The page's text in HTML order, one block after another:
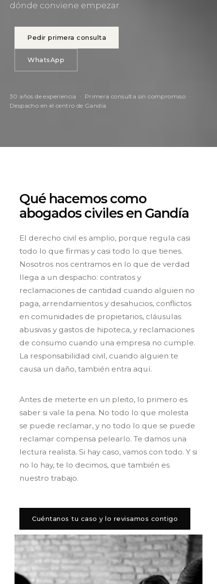
dónde conviene empezar.
Pedir primera consulta
WhatsApp
30 años de experiencia · Primera consulta sin compromiso ·
Despacho en el centro de Gandía
Qué hacemos como
abogados civiles en Gandía
El derecho civil es amplio, porque regula casi
todo lo que firmas y casi todo lo que tienes.
Nosotros nos centramos en lo que de verdad
llega a un despacho: contratos y
reclamaciones de cantidad cuando alguien no
paga, arrendamientos y desahucios, conflictos
en comunidades de propietarios, cláusulas
abusivas y gastos de hipoteca, y reclamaciones
de consumo cuando una empresa no cumple.
La responsabilidad civil, cuando alguien te
causa un daño, también entra aquí.
Antes de meterte en un pleito, lo primero es
saber si vale la pena. No todo lo que molesta
se puede reclamar, y no todo lo que se puede
reclamar compensa pelearlo. Te damos una
lectura realista. Si hay caso, vamos con todo. Y si
no lo hay, te lo decimos, que también es
nuestro trabajo.
Cuéntanos tu caso y lo revisamos contigo